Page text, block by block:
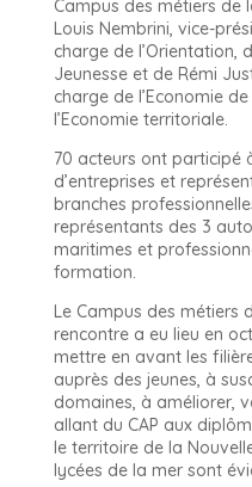
Campus des métiers de
Louis Nembrini, vice-
charge de l’Orientation,
Jeunesse et de Rémi
charge de l’Economie
l’Economie territoriale.
70 acteurs ont participé
d’entreprises et
branches
représentants des 3
maritimes et
formation.
Le Campus des métiers
rencontre a eu lieu en
mettre en avant les
auprès des jeunes, à
domaines, à améliorer,
allant du CAP aux
le territoire de la
lycées de la mer sont